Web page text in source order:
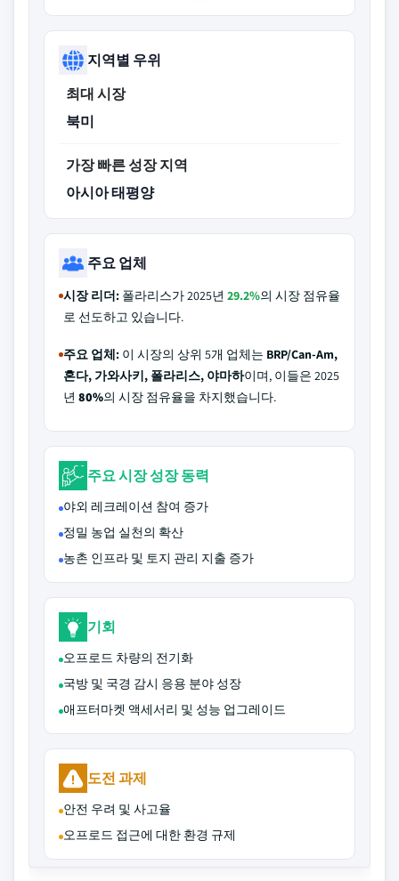
지역별 우위
최대 시장
북미
가장 빠른 성장 지역
아시아 태평양
주요 업체
시장 리더: 폴라리스가 2025년 29.2%의 시장 점유율
로 선도하고 있습니다.
주요 업체: 이 시장의 상위 5개 업체는 BRP/Can-Am,
혼다, 가와사키, 폴라리스, 야마하이며, 이들은 2025
년 80%의 시장 점유율을 차지했습니다.
주요 시장 성장 동력
야외 레크레이션 참여 증가
정밀 농업 실천의 확산
농촌 인프라 및 토지 관리 지출 증가
기회
오프로드 차량의 전기화
국방 및 국경 감시 응용 분야 성장
애프터마켓 액세서리 및 성능 업그레이드
도전 과제
안전 우려 및 사고율
오프로드 접근에 대한 환경 규제